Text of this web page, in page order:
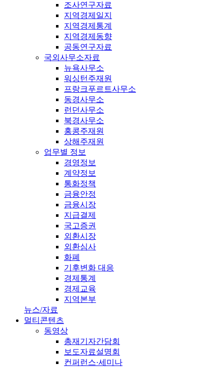
조사연구자료
지역경제일지
지역경제통계
지역경제동향
공동연구자료
국외사무소자료
뉴욕사무소
워싱턴주재원
프랑크푸르트사무소
동경사무소
런던사무소
북경사무소
홍콩주재원
상해주재원
업무별 정보
경영정보
계약정보
통화정책
금융안정
금융시장
지급결제
국고증권
외환시장
외환심사
화폐
기후변화 대응
경제통계
경제교육
지역본부
뉴스/자료
멀티콘텐츠
동영상
총재기자간담회
보도자료설명회
컨퍼런스·세미나